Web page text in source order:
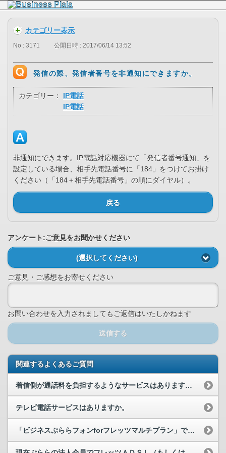
カテゴリー表示
No : 3171 公開日時 : 2017/06/14 13:52
発信の際、発信者番号を非通知にできますか。
カテゴリー：
IP電話
IP電話
非通知にできます。IP電話対応機器にて「発信者番号通知」を
設定している場合、相手先電話番号に「184」をつけてお掛け
ください（「184＋相手先電話番号」の順にダイヤル）。
戻る
アンケート:ご意見をお聞かせください
(選択してください)
ご意見・ご感想をお寄せください
お問い合わせを入力されましてもご返信はいたしかねます
送信する
関連するよくあるご質問
着信側が通話料を負担するようなサービスはありますか。
テレビ電話サービスはありますか。
「ビジネスぷららフォンforフレッツマルチプラン」で通話するために、パソコ...